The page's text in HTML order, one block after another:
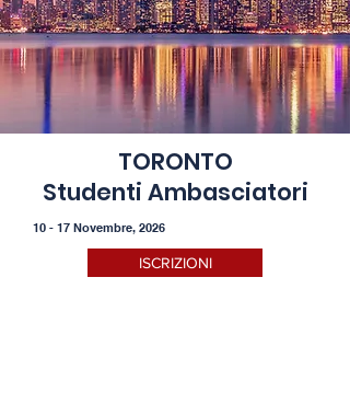
TORONTO
Studenti Ambasciatori
10 - 17 Novembre, 2026
ISCRIZIONI